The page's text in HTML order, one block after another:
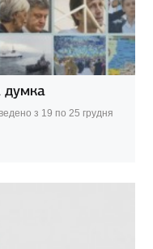
думка
з 19 по 25 грудня